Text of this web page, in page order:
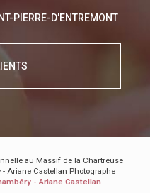
PIERRE-D'ENTREMONT
au Massif de la Chartreuse
Ariane Castellan Photographe
- Ariane Castellan